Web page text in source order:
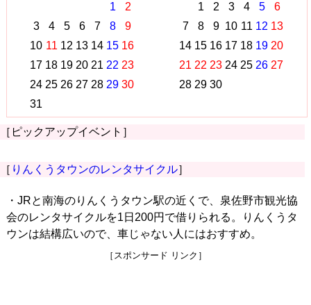
1
2
3
4 5 6 7 8
9
10 11 12 13 14 15 16
17 18 19 20 21 22 23
24 25 26 27 28 29 30
31
1
2 3 4 5
6
7
8 9 10 11 12 13
14 15 16 17 18 19 20
21 22 23 24 25 26 27
28 29 30
［ピックアップイベント］
［ りんくうタウンのレンタサイクル］
・JRと南海のりんくうタウン駅の近くで、泉佐野市観光協
会のレンタサイクルを1日200円で借りられる。りんくうタ
ウンは結構広いので、車じゃない人にはおすすめ。
［スポンサード リンク］